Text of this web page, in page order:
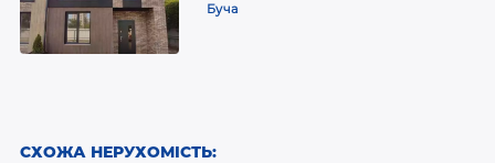
Буча
СХОЖА НЕРУХОМІСТЬ: